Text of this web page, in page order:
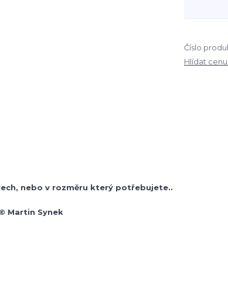
Číslo
Hlídat
nebo v rozměru který potřebujete..
Martin Synek